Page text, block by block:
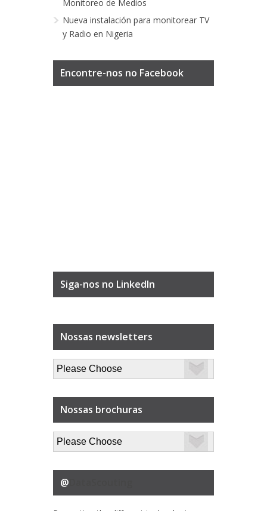
Monitoreo de Medios
Nueva instalación para monitorear TV
y Radio en Nigeria
Encontre-nos no Facebook
Siga-nos no LinkedIn
Nossas newsletters
Nossas brochuras
@